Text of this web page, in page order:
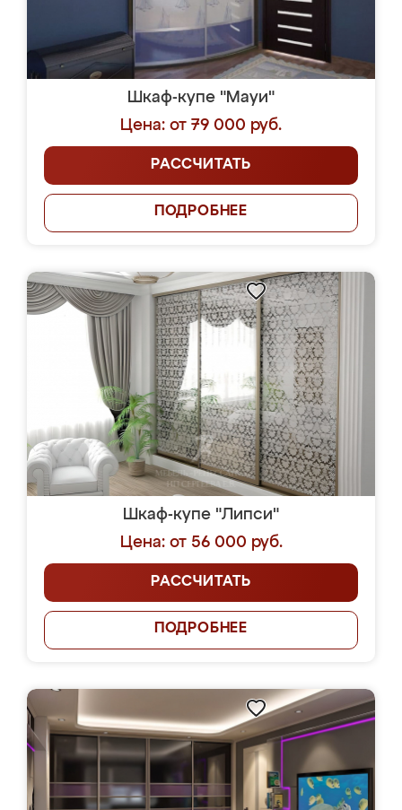
Шкаф-купе "Мауи"
Цена: от 79 000 руб.
РАССЧИТАТЬ
ПОДРОБНЕЕ
Шкаф-купе "Липси"
Цена: от 56 000 руб.
РАССЧИТАТЬ
ПОДРОБНЕЕ